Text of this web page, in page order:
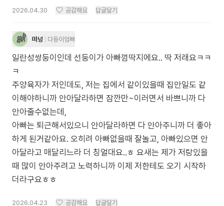
2026.04.30 공감해요 답글달기
떠넝 다둥이엄빠
일란성쌍둥이인데 선둥이가 아빠껌딱지에요.. 딱 저래요ㅋㅋ
ㅋ
주양육자가 저인데도, 저는 집에서 같이있을때 집안일도 같
이해야하니까 안아달라하면 잠깐만~이러면서 바쁘니까 다
안아줄수없는데,
아빠는 퇴근해서있으니 안아달라하면 다 안아주니까 더 좋아
하게 된거같아요. 오히려 아빠없을때 잘놀고, 아빠있으면 안
아달라고 매달리느라 더 칭얼대요..ㅎ 요새는 제가 저랑있을
때 많이 안아주려고 노력하니까 이제 저한테도 오기 시작하
2026.04.23 공감해요 답글달기